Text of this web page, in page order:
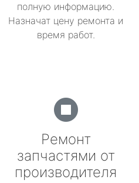
полную информацию.
Назначат цену ремонта и
время работ.
Ремонт
запчастями от
производителя